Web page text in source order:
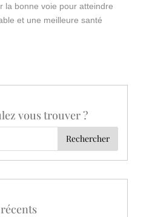
la bonne voie pour atteindre
et une meilleure santé
vous trouver ?